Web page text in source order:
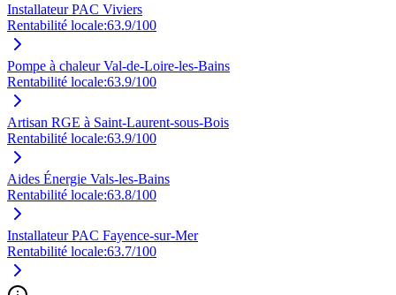
Installateur PAC Viviers
Rentabilité locale:63.9/100
Pompe à chaleur Val-de-Loire-les-Bains
Rentabilité locale:63.9/100
Artisan RGE à Saint-Laurent-sous-Bois
Rentabilité locale:63.9/100
Aides Énergie Vals-les-Bains
Rentabilité locale:63.8/100
Installateur PAC Fayence-sur-Mer
Rentabilité locale:63.7/100